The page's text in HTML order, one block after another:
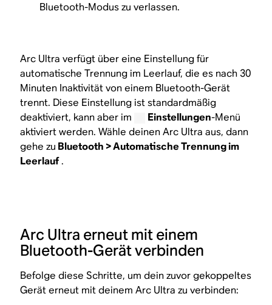
Bluetooth-Modus zu verlassen.
Arc Ultra verfügt über eine Einstellung für
automatische Trennung im Leerlauf, die es nach 30
Minuten Inaktivität von einem Bluetooth-Gerät
trennt. Diese Einstellung ist standardmäßig
deaktiviert, kann aber im
Einstellungen-Menü
aktiviert werden. Wähle deinen Arc Ultra aus, dann
gehe zu Bluetooth > Automatische Trennung im
Leerlauf.
Arc Ultra erneut mit einem
Bluetooth-Gerät verbinden
Befolge diese Schritte, um dein zuvor gekoppeltes
Gerät erneut mit deinem Arc Ultra zu verbinden: